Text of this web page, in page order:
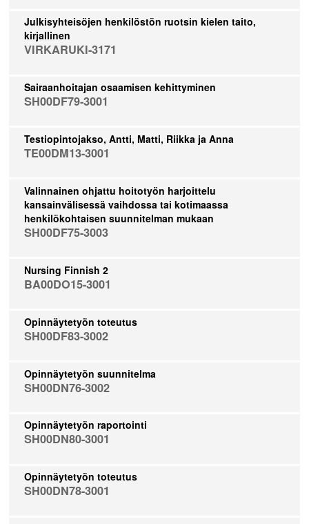
Julkisyhteisöjen henkilöstön ruotsin kielen taito,
kirjallinen
VIRKARUKI-3171
Sairaanhoitajan osaamisen kehittyminen
SH00DF79-3001
Testiopintojakso, Antti, Matti, Riikka ja Anna
TE00DM13-3001
Valinnainen ohjattu hoitotyön harjoittelu
kansainvälisessä vaihdossa tai kotimaassa
henkilökohtaisen suunnitelman mukaan
SH00DF75-3003
Nursing Finnish 2
BA00DO15-3001
Opinnäytetyön toteutus
SH00DF83-3002
Opinnäytetyön suunnitelma
SH00DN76-3002
Opinnäytetyön raportointi
SH00DN80-3001
Opinnäytetyön toteutus
SH00DN78-3001